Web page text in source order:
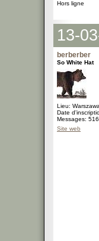
Hors ligne
13-
berberber
So White Hat
Lieu:
Date
Messages: 516
Site web